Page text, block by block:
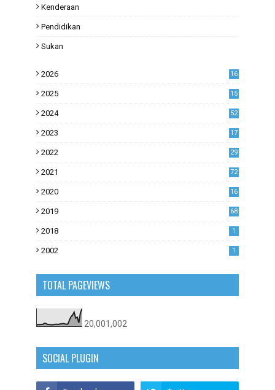
Kenderaan
Pendidikan
Sukan
2026 16
2025 15
2024 52
2023
17
2022
29
2021
72
2020
16
2019
68
2018 1
2002 1
TOTAL PAGEVIEWS
20,001,002
SOCIAL PLUGIN